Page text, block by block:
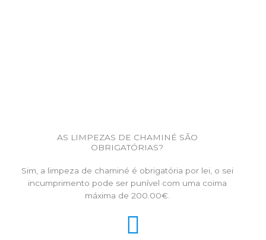
AS LIMPEZAS DE CHAMINÉ SÃO
OBRIGATÓRIAS?
Sim, a limpeza de chaminé é obrigatória por lei, o sei
incumprimento pode ser punível com uma coima
máxima de 200.00€.